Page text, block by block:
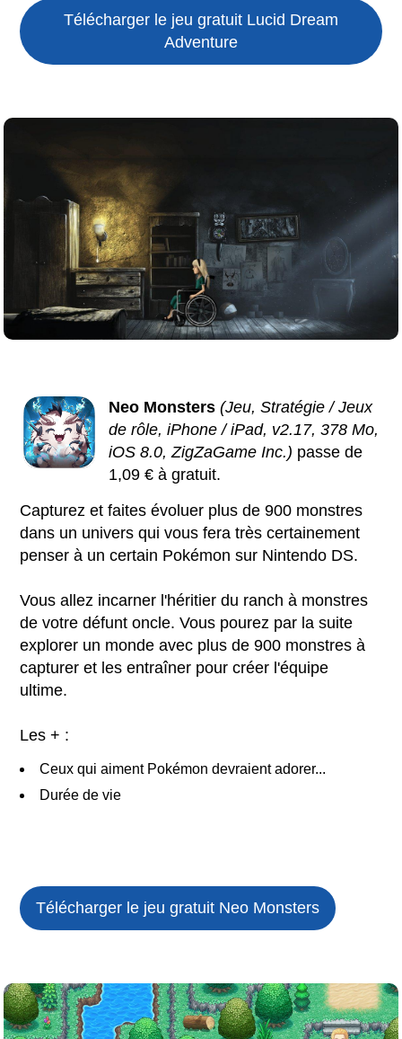
Télécharger le jeu gratuit Lucid Dream
Adventure
Neo Monsters (Jeu, Stratégie / Jeux
de rôle, iPhone / iPad, v2.17, 378 Mo,
iOS 8.0, ZigZaGame Inc.) passe de
1,09 € à gratuit.
Capturez et faites évoluer plus de 900 monstres
dans un univers qui vous fera très certainement
penser à un certain Pokémon sur Nintendo DS.
Vous allez incarner l'héritier du ranch à monstres
de votre défunt oncle. Vous pourez par la suite
explorer un monde avec plus de 900 monstres à
capturer et les entraîner pour créer l'équipe
ultime.
Les + :
Ceux qui aiment Pokémon devraient adorer...
Durée de vie
Télécharger le jeu gratuit Neo Monsters